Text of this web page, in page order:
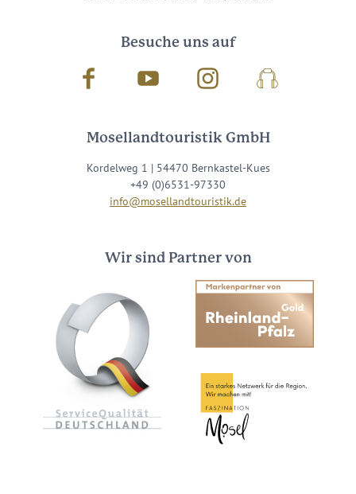
Besuche uns auf
Facebook Youtube InstagramPodcast
Mosellandtouristik GmbH
Kordelweg 1 | 54470 Bernkastel-Kues
+49 (0)6531-97330
info@mosellandtouristik.de
Wir sind Partner von